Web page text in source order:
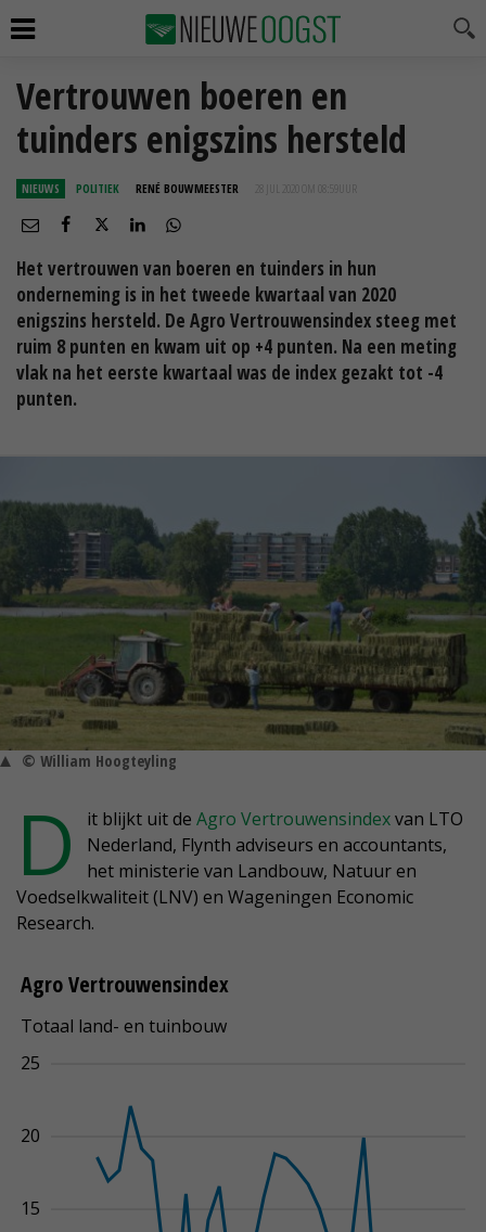
Vertrouwen boeren en
tuinders enigszins hersteld
NIEUWS POLITIEK RENÉ BOUWMEESTER 28 JUL 2020 OM 08:59
Het vertrouwen van boeren en tuinders in hun
onderneming is in het tweede kwartaal van 2020
enigszins hersteld. De Agro Vertrouwensindex steeg met
ruim 8 punten en kwam uit op +4 punten. Na een meting
vlak na het eerste kwartaal was de index gezakt tot -4
punten.
© William Hoogteyling
D it blijkt uit de Agro Vertrouwensindexvan LTO
Nederland, Flynth adviseurs en accountants,
het ministerie van Landbouw, Natuur en
Voedselkwaliteit (LNV) en Wageningen Economic
Research.